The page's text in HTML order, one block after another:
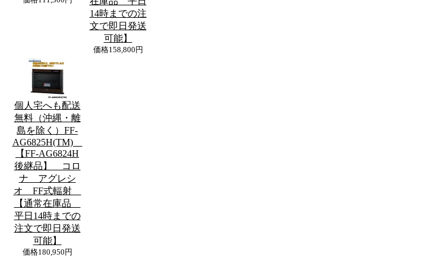
14時までの注
文で即日発送
可能】
価格158,800円
個人宅へも配送
無料（沖縄・離
島を除く）FF-
AG6825H(TM)
【FF-AG6824H
後継品】 コロ
ナ アグレシ
オ FF式輻射
【通常在庫品
平日14時までの
注文で即日発送
可能】
価格180,950円